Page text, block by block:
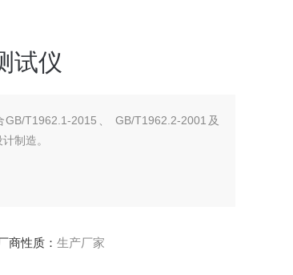
试仪
T1962.1-2015、 GB/T1962.2-2001及
制造。
商性质： 生产厂家